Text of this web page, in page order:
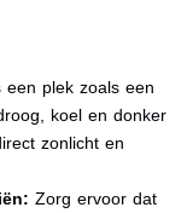
een plek zoals een
koel en donker
zonlicht en
Zorg ervoor dat